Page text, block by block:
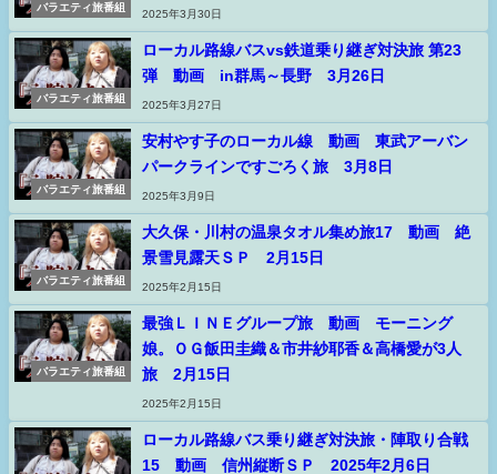
バラエティ旅番組
2025年3月30日
バラエティ旅番組
ローカル路線バスvs鉄道乗り継ぎ対決旅 第23
弾 動画 in群馬～長野 3月26日
2025年3月27日
バラエティ旅番組
安村やす子のローカル線 動画 東武アーバン
パークラインですごろく旅 3月8日
2025年3月9日
バラエティ旅番組
大久保・川村の温泉タオル集め旅17 動画 絶
景雪見露天ＳＰ 2月15日
2025年2月15日
バラエティ旅番組
最強ＬＩＮＥグループ旅 動画 モーニング
娘。ＯＧ飯田圭織＆市井紗耶香＆高橋愛が3人
旅 2月15日
2025年2月15日
ローカル路線バス乗り継ぎ対決旅・陣取り合戦
15 動画 信州縦断ＳＰ 2025年2月6日